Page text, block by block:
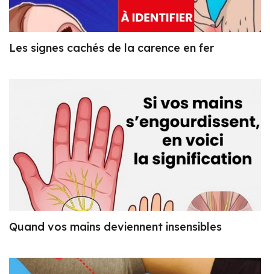
Les signes cachés de la carence en fer
Quand vos mains deviennent insensibles